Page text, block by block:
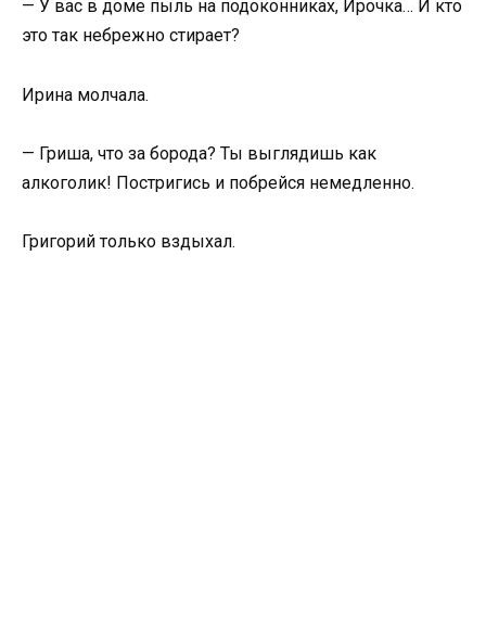
— У вас в доме пыль на подоконниках, Ирочка… И кто
это так небрежно стирает?
Ирина молчала.
— Гриша, что за борода? Ты выглядишь как
алкоголик! Постригись и побрейся немедленно.
Григорий только вздыхал.